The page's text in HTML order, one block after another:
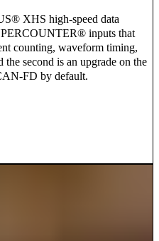
XHS high-speed data
inputs that
counting, waveform timing,
the second is an upgrade on the
FD by default.